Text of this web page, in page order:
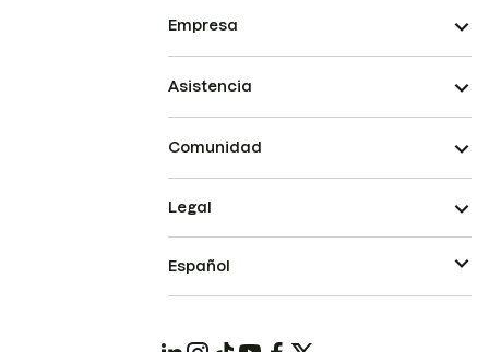
Empresa
Asistencia
Comunidad
Legal
Español